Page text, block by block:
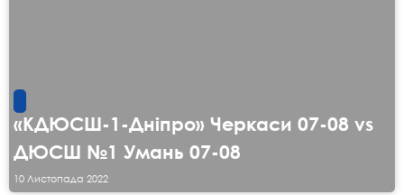
«КДЮСШ-1-Дніпро» Черкаси 07-08 vs
ДЮСШ №1 Умань 07-08
10 Листопада 2022